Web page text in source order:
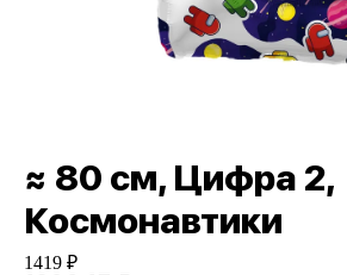
≈ 80 см, Цифра 2,
Космонавтики
1419 ₽